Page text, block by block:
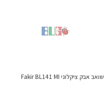
שואב אבק ציקלוני Fakir BL141 MI